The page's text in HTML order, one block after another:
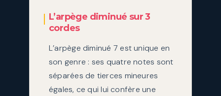
L’arpège diminué sur 3
cordes
L’arpège diminué 7 est unique en
son genre : ses quatre notes sont
séparées de tierces mineures
égales, ce qui lui confère une